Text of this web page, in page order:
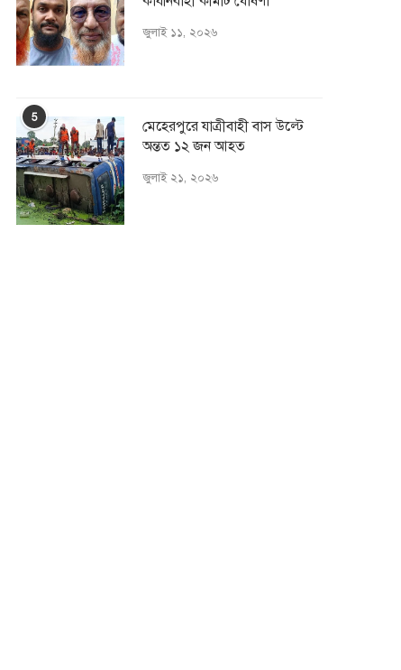
জুলাই ১১, ২০২৬
5
মেহেরপুরে যাত্রীবাহী বাস উল্টে
অন্তত ১২ জন আহত
জুলাই ২১, ২০২৬